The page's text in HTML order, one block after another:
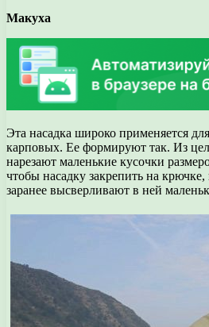
Макуха
Эта насадка широко применяется
карповых. Ее формируют так. Из
нарезают маленькие кусочки
чтобы насадку закрепить на
заранее высверливают в ней